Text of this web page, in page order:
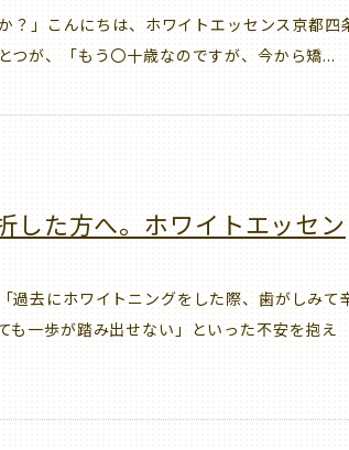
？」こんにちは、ホワイトエッセンス京都四
つが、「もう〇十歳なのですが、今から矯...
した方へ。ホワイトエッセン
過去にホワイトニングをした際、歯がしみて
一歩が踏み出せない」といった不安を抱え